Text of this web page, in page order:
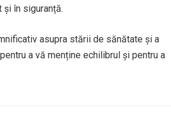
în siguranță.
asupra stării de sănătate și a
a vă menține echilibrul și pentru a